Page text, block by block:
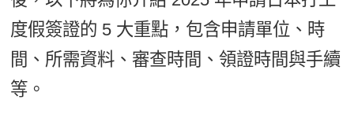
度假簽證的 5 大重點，包含申請單位、時
間、所需資料、審查時間、領證時間與手續
等。